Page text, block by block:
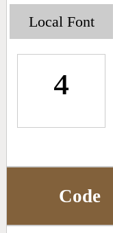
Big5 Query
Local Font
⁴
Code